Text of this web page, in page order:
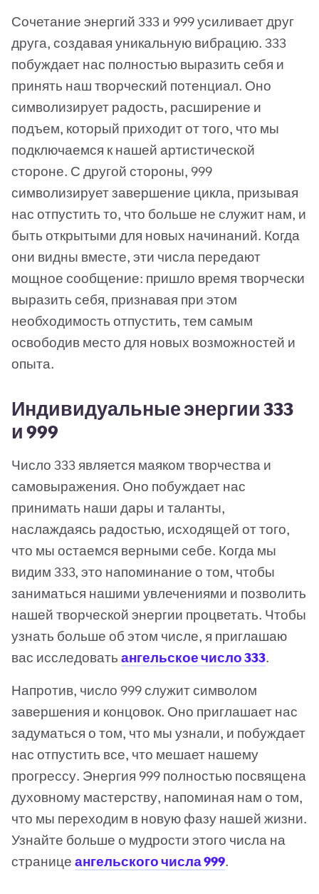
Сочетание энергий 333 и 999 усиливает друг
друга, создавая уникальную вибрацию. 333
побуждает нас полностью выразить себя и
принять наш творческий потенциал. Оно
символизирует радость, расширение и
подъем, который приходит от того, что мы
подключаемся к нашей артистической
стороне. С другой стороны, 999
символизирует завершение цикла, призывая
нас отпустить то, что больше не служит нам, и
быть открытыми для новых начинаний. Когда
они видны вместе, эти числа передают
мощное сообщение: пришло время творчески
выразить себя, признавая при этом
необходимость отпустить, тем самым
освободив место для новых возможностей и
опыта.
Индивидуальные энергии 333
и 999
Число 333 является маяком творчества и
самовыражения. Оно побуждает нас
принимать наши дары и таланты,
наслаждаясь радостью, исходящей от того,
что мы остаемся верными себе. Когда мы
видим 333, это напоминание о том, чтобы
заниматься нашими увлечениями и позволить
нашей творческой энергии процветать. Чтобы
узнать больше об этом числе, я приглашаю
вас исследовать ангельское число 333.
Напротив, число 999 служит символом
завершения и концовок. Оно приглашает нас
задуматься о том, что мы узнали, и побуждает
нас отпустить все, что мешает нашему
прогрессу. Энергия 999 полностью посвящена
духовному мастерству, напоминая нам о том,
что мы переходим в новую фазу нашей жизни.
Узнайте больше о мудрости этого числа на
странице ангельского числа 999.